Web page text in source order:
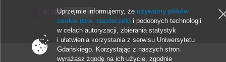
© 2013-2026 Uniwersytet Gdański
Uprzejmie informujemy, że używamy plików
cookie (tzw. ciasteczek) i podobnych technologii
w celach autoryzacji, zbierania statystyk
i ułatwienia korzystania z serwisu Uniwersytetu
Gdańskiego. Korzystając z naszych stron
wyrażasz zgodę na ich użycie, zgodnie